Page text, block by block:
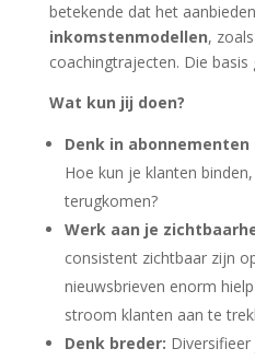
betekende dat het
inkomstenmodellen,
coachingtrajecten. Die basis
Wat kun jij doen?
Denk in
Hoe kun je klanten
terugkomen?
Werk aan je
consistent zichtbaar zijn
nieuwsbrieven enorm
stroom klanten aan te
Denk breder: